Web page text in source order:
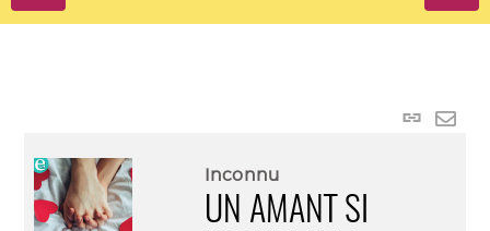
Lien
Inconnu
UN AMANT SI